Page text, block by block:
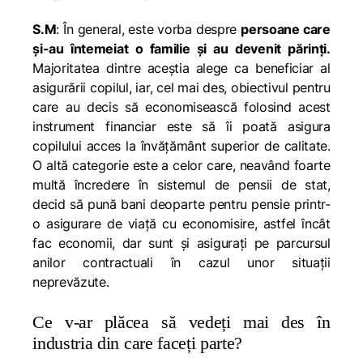
S.M: În general, este vorba despre persoane care
şi-au întemeiat o familie şi au devenit părinţi.
Majoritatea dintre aceştia alege ca beneficiar al
asigurării copilul, iar, cel mai des, obiectivul pentru
care au decis să economisească folosind acest
instrument financiar este să îi poată asigura
copilului acces la învăţământ superior de calitate.
O altă categorie este a celor care, neavând foarte
multă încredere în sistemul de pensii de stat,
decid să pună bani deoparte pentru pensie printr-
o asigurare de viaţă cu economisire, astfel încât
fac economii, dar sunt şi asiguraţi pe parcursul
anilor contractuali în cazul unor situaţii
neprevăzute.
Ce v-ar plăcea să vedeți mai des în
industria din care faceți parte?